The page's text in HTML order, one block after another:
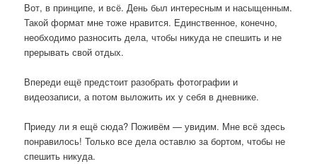
Вот, в принципе, и всё. День был интересным и насыщенным.
Такой формат мне тоже нравится. Единственное, конечно,
необходимо разносить дела, чтобы никуда не спешить и не
прерывать свой отдых.
Впереди ещё предстоит разобрать фотографии и
видеозаписи, а потом выложить их у себя в дневнике.
Приеду ли я ещё сюда? Поживём — увидим. Мне всё здесь
понравилось! Только все дела оставлю за бортом, чтобы не
спешить никуда.